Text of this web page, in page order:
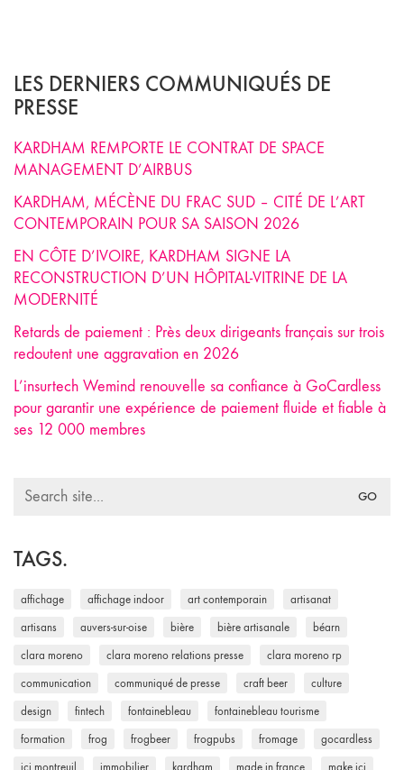
LES DERNIERS COMMUNIQUÉS DE
PRESSE
KARDHAM REMPORTE LE CONTRAT DE SPACE
MANAGEMENT D’AIRBUS
KARDHAM, MÉCÈNE DU FRAC SUD – CITÉ DE L’ART
CONTEMPORAIN POUR SA SAISON 2026
EN CÔTE D’IVOIRE, KARDHAM SIGNE LA
RECONSTRUCTION D’UN HÔPITAL-VITRINE DE LA
MODERNITÉ
Retards de paiement : Près deux dirigeants français sur trois
redoutent une aggravation en 2026
L’insurtech Wemind renouvelle sa confiance à GoCardless
pour garantir une expérience de paiement fluide et fiable à
ses 12 000 membres
Search
TAGS.
affichage affichage indoor art contemporain artisanat
artisans auvers-sur-oise bière bière artisanale béarn
clara moreno clara moreno relations presse clara moreno rp
communication communiqué de presse craft beer culture
design fintech fontainebleau fontainebleau tourisme
formation frog frogbeer frogpubs fromage gocardless
ici montreuil immobilier kardham made in france make ici